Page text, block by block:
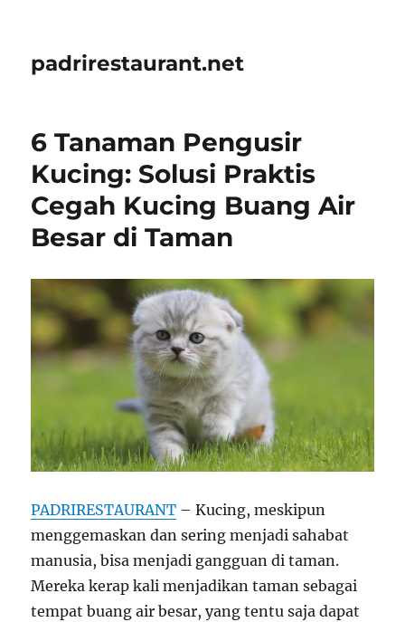
padrirestaurant.net
6 Tanaman Pengusir
Kucing: Solusi Praktis
Cegah Kucing Buang Air
Besar di Taman
PADRIRESTAURANT – Kucing, meskipun
menggemaskan dan sering menjadi sahabat
manusia, bisa menjadi gangguan di taman.
Mereka kerap kali menjadikan taman sebagai
tempat buang air besar, yang tentu saja dapat